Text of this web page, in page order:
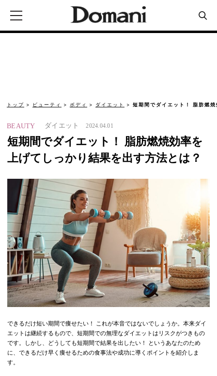
トップ ビューティ ボディ ダイエット 短期間でダイエット！ 脂肪燃
BEAUTY ダイエット 2024.04.01
短期間でダイエット！ 脂肪燃焼効率を
上げてしっかり結果を出す方法とは？
できるだけ短い期間で痩せたい！ これが本音ではないでしょうか。本来ダイ
エットは継続するもので、短期間での無理なダイエットはリスクがつきもの
です。しかし、どうしても短期間で結果を出したい！ というあなたのため
に、できるだけ早く痩せるための食事法や成功に導くポイントを紹介しま
す。